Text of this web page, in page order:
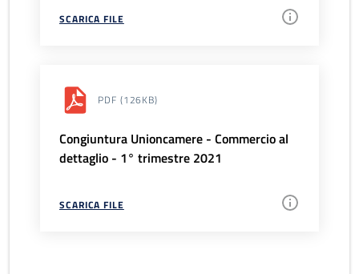
SCARICA FILE
PDF (126KB)
Congiuntura Unioncamere - Commercio al
dettaglio - 1° trimestre 2021
SCARICA FILE